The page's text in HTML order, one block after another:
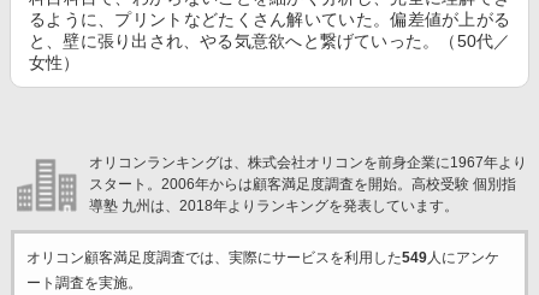
るように、プリントなどたくさん解いていた。偏差値が上がる
と、壁に張り出され、やる気意欲へと繋げていった。（50代／
女性）
オリコンランキングは、株式会社オリコンを前身企業に1967年より
スタート。2006年からは顧客満足度調査を開始。高校受験 個別指
導塾 九州は、2018年よりランキングを発表しています。
オリコン顧客満足度調査では、実際にサービスを利用した549人にアンケ
ート調査を実施。